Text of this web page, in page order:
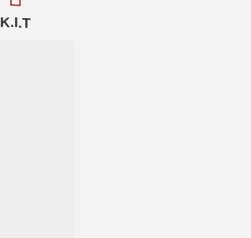
K.I.T